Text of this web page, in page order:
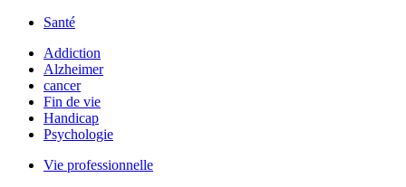
Santé
Addiction
Alzheimer
cancer
Fin de vie
Handicap
Psychologie
Vie professionnelle